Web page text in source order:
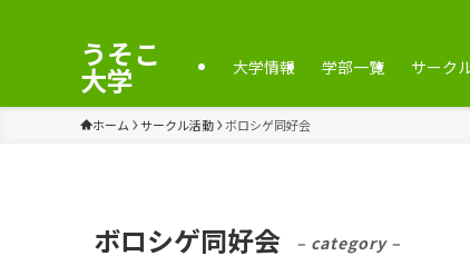
うそこ
大学 大学情報 学部一覧 サーク
ホーム サークル活動 ボロシゲ同好会
ボロシゲ同好会 – category –